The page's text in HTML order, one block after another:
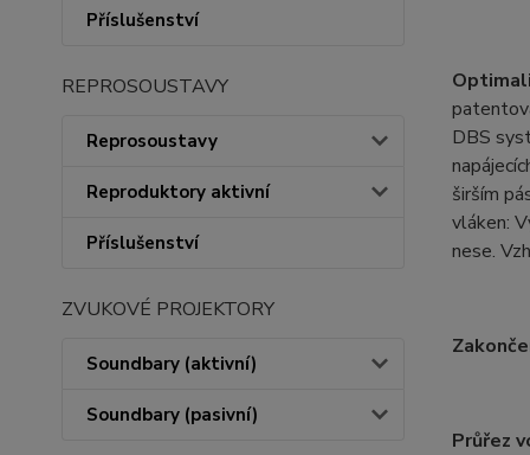
Příslušenství
REPROSOUSTAVY
Reprosoustavy
Reproduktory aktivní
Příslušenství
ZVUKOVÉ PROJEKTORY
Soundbary (aktivní)
Soundbary (pasivní)
DBS
širším
vláken:
nese.
Průřez